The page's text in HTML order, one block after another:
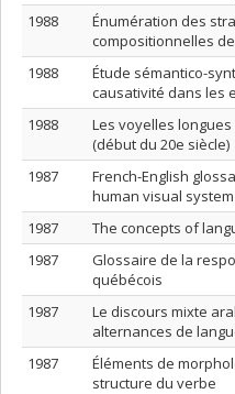
1988
Énumération des
compositionnelles
1988
Étude sémantico-
causativité dans les
1988
Les voyelles
(début du 20e siècle)
1987
French-English
human visual system
1987
The concepts of
1987
Glossaire de la
québécois
1987
Le discours mixte
alternances de
1987
Éléments de
structure du verbe